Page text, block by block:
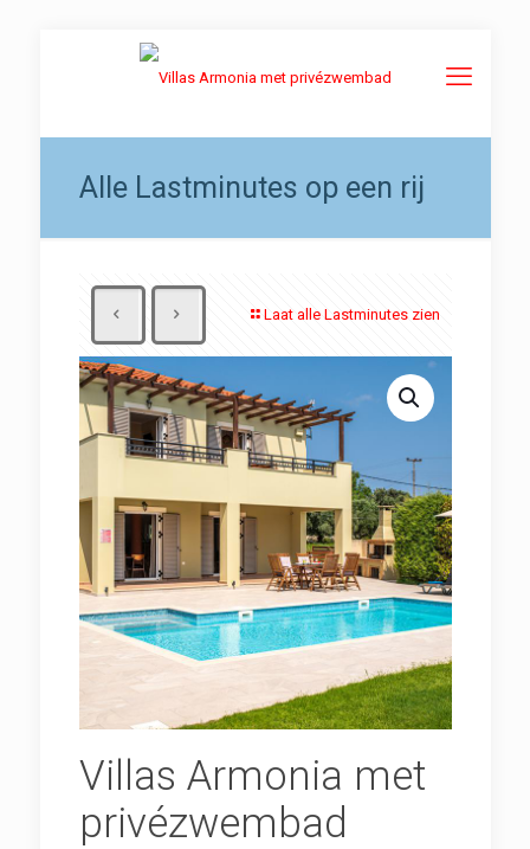
Alle Lastminutes op een rij
Laat alle Lastminutes zien
Villas Armonia met
privézwembad